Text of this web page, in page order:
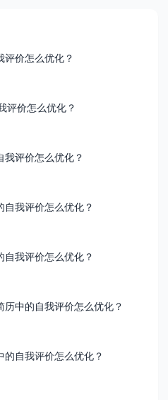
评价怎么优化？
评价怎么优化？
评价怎么优化？
我评价怎么优化？
自我评价怎么优化？
中的自我评价怎么优化？
自我评价怎么优化？